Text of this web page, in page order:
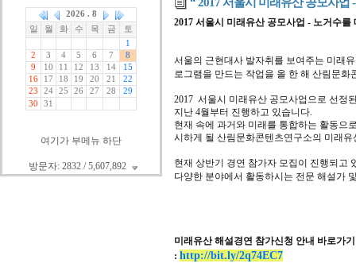
여기가 부메뉴 하단
방문자: 2832 / 5,607,892
2017 서울시 미래유산 공모사업 - 노거수
서울의 근현대사 발자취를 보여주는 미래
로그램을 만드는 작업을 올 한 해 산림문
2017 서울시 미래유산 공모사업으로 선정
지난 4월부터 진행하고 있습니다.
현재 속에 과거와 미래를 통합하는 활동으
시하게 될 산림문화콘텐츠연구소의 미래유
현재 상반기 경연 참가자 모집이 진행되고
다양한 분야에서 활동하시는 전문 해설가
미래유산 해설경연 참가신청 안내 바로가
: http://bit.ly/2q74EC7